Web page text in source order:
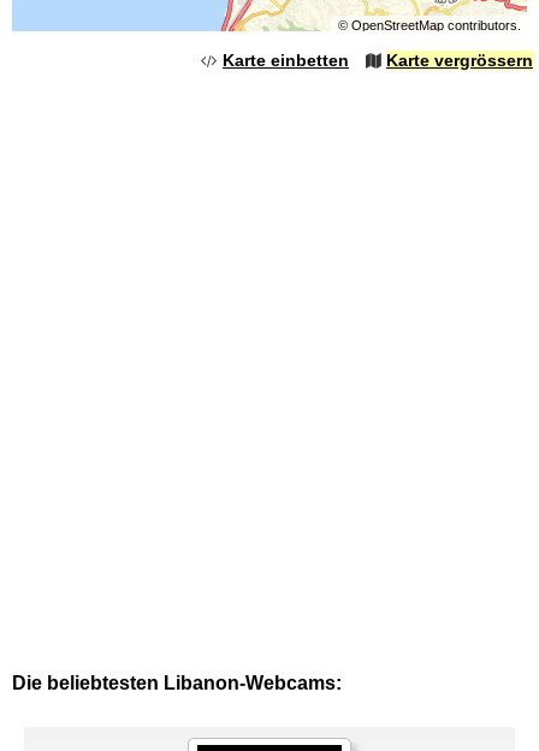
© OpenStreetMapcontributors.
Karte einbetten Karte vergrössern
Die beliebtesten Libanon-Webcams: